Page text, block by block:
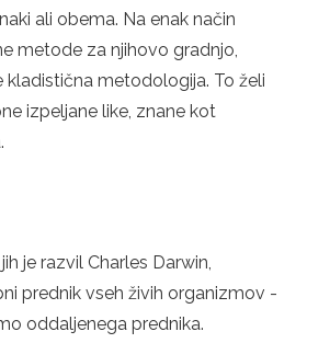
ali obema. Na enak način
metode za njihovo gradnjo,
kladistična metodologija. To želi
izpeljane like, znane kot
je razvil Charles Darwin,
prednik vseh živih organizmov -
oddaljenega prednika.